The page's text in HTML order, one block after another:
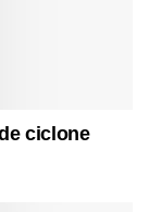
ciclone